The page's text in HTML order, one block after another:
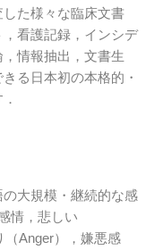
た様々な臨床文書
，看護記録，インシデ
情報抽出，文書生
る日本初の本格的・
大規模・継続的な感
情，悲しい
（Anger），嫌悪感